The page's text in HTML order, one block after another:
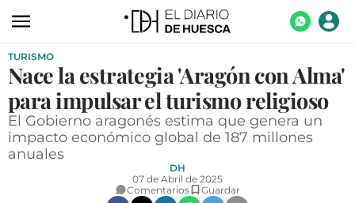
ACTUALIDAD
ECONOMÍA
TECNOLOGÍA
TURISMO
TURISMO
Nace la estrategia 'Aragón con Alma'
para impulsar el turismo religioso
El Gobierno aragonés estima que genera un
impacto económico global de 187 millones
anuales
DH
07 de Abril de 2025
Comentarios
Guardar